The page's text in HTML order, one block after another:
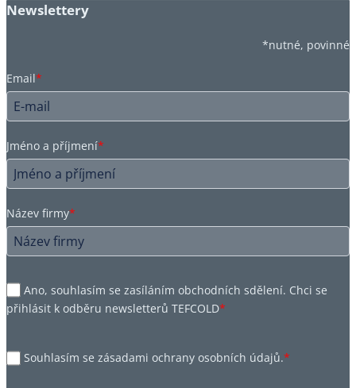
Newslettery
*nutné, povinné
Email*
Jméno a příjmení*
Název firmy*
Ano, souhlasím se zasíláním obchodních sdělení. Chci se
přihlásit k odběru newsletterů TEFCOLD*
Souhlasím se zásadami ochrany osobních údajů.*